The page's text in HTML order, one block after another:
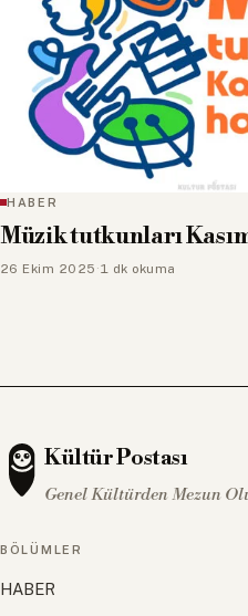
HABER
Müzik tutkunları
26 Ekim 2025 ·1 dk okuma
Kültür Postası
Genel Kültürden Mezun
BÖLÜMLER
HABER